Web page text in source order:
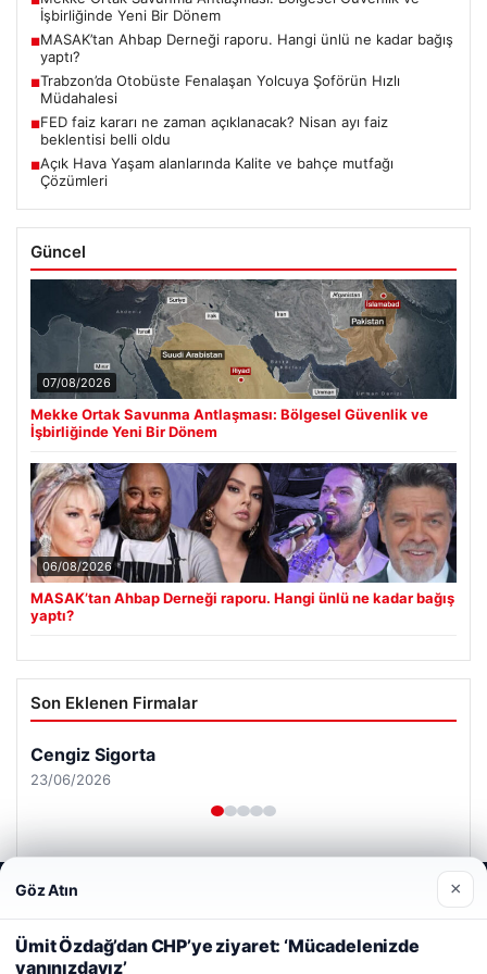
İşbirliğinde Yeni Bir Dönem
■MASAK’tan Ahbap Derneği raporu. Hangi ünlü ne kadar bağış
yaptı?
■Trabzon’da Otobüste Fenalaşan Yolcuya Şoförün Hızlı
Müdahalesi
■FED faiz kararı ne zaman açıklanacak? Nisan ayı faiz
beklentisi belli oldu
■Açık Hava Yaşam alanlarında Kalite ve bahçe mutfağı
Çözümleri
Güncel
07/08/2026
Mekke Ortak Savunma Antlaşması: Bölgesel Güvenlik ve
İşbirliğinde Yeni Bir Dönem
06/08/2026
MASAK’tan Ahbap Derneği raporu. Hangi ünlü ne kadar bağış
yaptı?
Son Eklenen Firmalar
Cengiz Sigorta
23/06/2026
© 2026 Renkli Yazı – Güncel Haberler
Web sitemizi nasıl kullandığınızı daha iyi anlayabilmek,
deneyiminizi kişiselleştirmek ve geliştirmek amacıyla çerezler
kullanıyoruz.Çerez Politikamız
Reddet
Göz Atın ×
Ümit Özdağ’dan CHP’ye ziyaret: ‘Mücadelenizde
yanınızdayız’